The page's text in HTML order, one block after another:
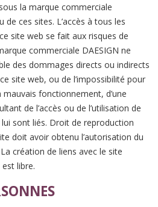
la marque commerciale
de ces sites. L’accès à tous les
site web se fait aux risques de
commerciale DAESIGN ne
des dommages directs ou indirects
site web, ou de l’impossibilité pour
mauvais fonctionnement, d’une
de l’accès ou de l’utilisation de
sont liés. Droit de reproduction
doit avoir obtenu l’autorisation du
création de liens avec le site
libre.